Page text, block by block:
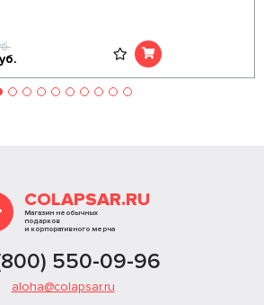
COLAPSAR.RU
Магазин необычных
подарков
и корпоративного мерча
550-09-96
aloha@colapsar.ru